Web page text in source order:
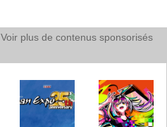
Voir plus de contenus sponsorisés